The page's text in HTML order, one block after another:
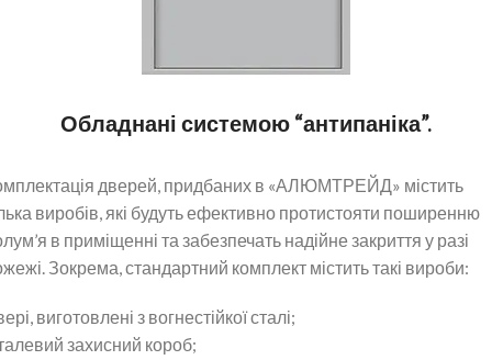
Обладнані системою “антипаніка”.
дверей, придбаних в «АЛЮМТРЕЙД» містить
виробів, які будуть ефективно протистояти поширенню
в приміщенні та забезпечать надійне закриття у разі
Зокрема, стандартний комплект містить такі вироби:
виготовлені з вогнестійкої сталі;
захисний короб;